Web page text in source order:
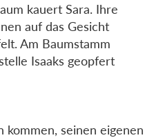
kauert Sara. Ihre
auf das Gesicht
Am Baumstamm
Isaaks geopfert
kommen, seinen eigenen